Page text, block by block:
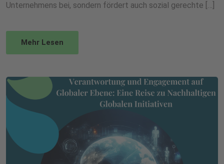
Unternehmens bei, sondern fördert auch sozial gerechte […]
Mehr Lesen